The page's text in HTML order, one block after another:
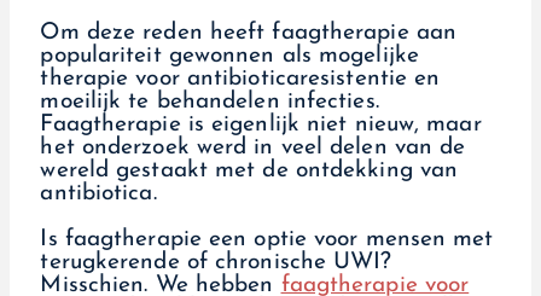
Om deze reden heeft faagtherapie aan
populariteit gewonnen als mogelijke
therapie voor antibioticaresistentie en
moeilijk te behandelen infecties.
Faagtherapie is eigenlijk niet nieuw, maar
het onderzoek werd in veel delen van de
wereld gestaakt met de ontdekking van
antibiotica.
Is faagtherapie een optie voor mensen met
terugkerende of chronische UWI?
Misschien. We hebben faagtherapie voor